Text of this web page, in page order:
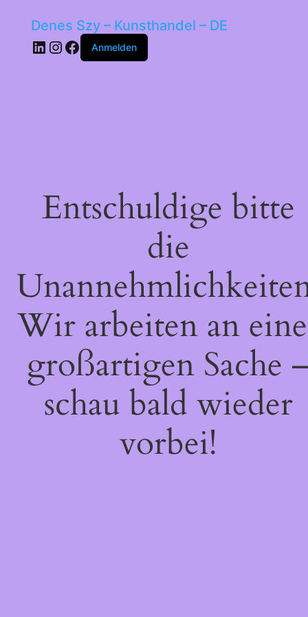
Denes Szy – Kunsthandel – DE
LinkedIn
Instagram
Facebook
Anmelden
Entschuldige bitte
die
Wir arbeiten an
großartigen Sache
schau bald wieder
vorbei!